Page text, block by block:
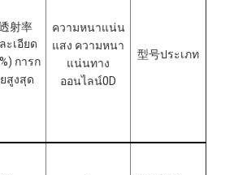
射率
ะเอียด
การก
สูงสุด
ความหนาแน่น
แสง ความหนา
แน่นทาง
ออนไลน์0D
型号ประเภท